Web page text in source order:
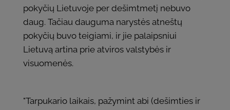
pokyčių Lietuvoje per dešimtmetį nebuvo
daug. Tačiau dauguma narystės atneštų
pokyčių buvo teigiami, ir jie palaipsniui
Lietuvą artina prie atviros valstybės ir
visuomenės.
"Tarpukario laikais, pažymint abi (dešimties ir